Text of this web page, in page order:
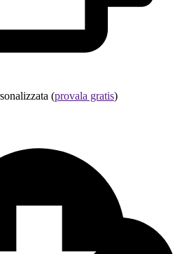
(provala gratis)